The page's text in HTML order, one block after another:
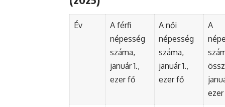
Év
A férfi
népesség
száma,
január 1.,
ezer fő
A női
népesség
száma,
január 1.,
ezer fő
A